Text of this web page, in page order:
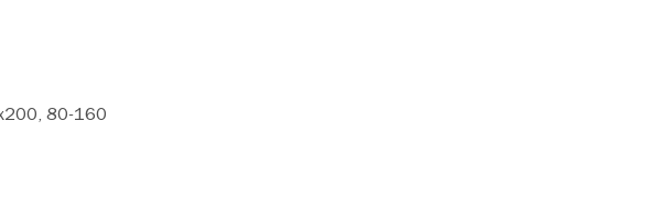
80-160